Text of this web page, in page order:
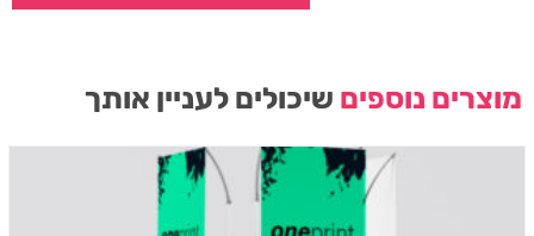
מוצרים נוספים שיכולים לעניין אותך